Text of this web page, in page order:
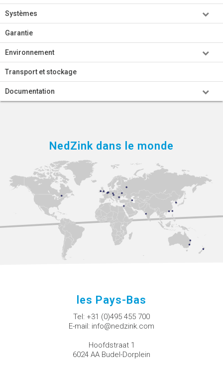
Systèmes
Garantie
Environnement
Transport et stockage
Documentation
NedZink dans le monde
les Pays-Bas
Tel: +31 (0)495 455 700
E-mail: info@nedzink.com
Hoofdstraat 1
6024 AA Budel-Dorplein